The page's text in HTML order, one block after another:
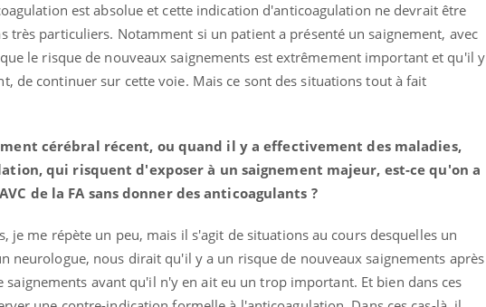
est absolue et cette indication d'anticoagulation ne devrait être
très particuliers. Notamment si un patient a présenté un saignement, avec
le risque de nouveaux saignements est extrêmement important et qu'il y
de continuer sur cette voie. Mais ce sont des situations tout à fait
cérébral récent, ou quand il y a effectivement des maladies,
qui risquent d'exposer à un saignement majeur, est-ce qu'on a
de la FA sans donner des anticoagulants ?
je me répète un peu, mais il s'agit de situations au cours desquelles un
neurologue, nous dirait qu'il y a un risque de nouveaux saignements après
avant qu'il n'y en ait eu un trop important. Et bien dans ces